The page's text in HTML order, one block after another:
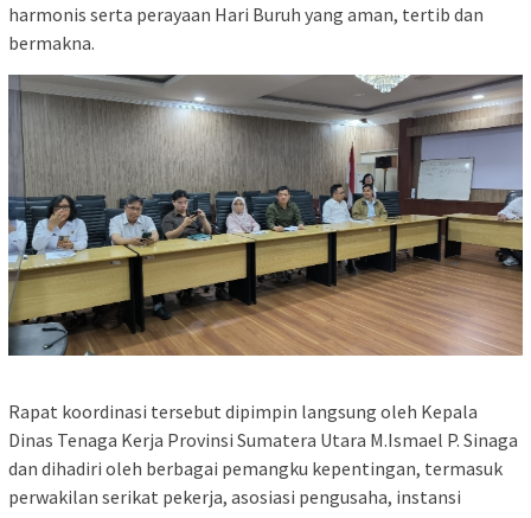
harmonis serta perayaan Hari Buruh yang aman, tertib dan
bermakna.
Rapat koordinasi tersebut dipimpin langsung oleh Kepala
Dinas Tenaga Kerja Provinsi Sumatera Utara M.Ismael P. Sinaga
dan dihadiri oleh berbagai pemangku kepentingan, termasuk
perwakilan serikat pekerja, asosiasi pengusaha, instansi